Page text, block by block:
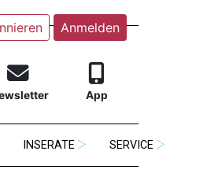
Anmelden
App
INSERATE SERVICE